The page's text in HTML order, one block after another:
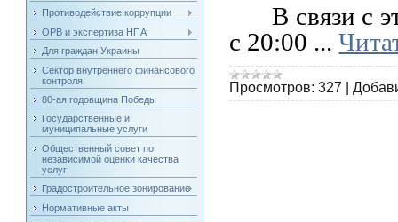
Противодействие коррупции
ОРВ и экспертиза НПА
Для граждан Украины
Сектор внутреннего финансового
контроля
80-ая годовщина Победы
Государственные и
муниципальные услуги
Общественный совет по
независимой оценки качества
услуг
Градостроительное зонирование
Нормативные акты
В связи с
с 20:00 ...
Просмотров: 327 |